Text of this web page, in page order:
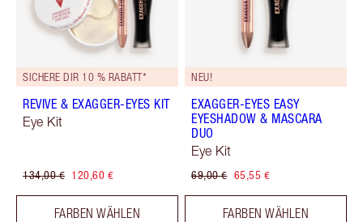
SICHERE DIR 10 % RABATT*
REVIVE & EXAGGER-EYES KIT
Eye Kit
134,00 € 120,60 €
FARBEN WÄHLEN
NEU!
EXAGGER-EYES EASY
EYESHADOW & MASCARA
DUO
Eye Kit
69,00 € 65,55 €
FARBEN WÄHLEN